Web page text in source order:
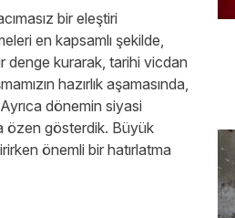
bir eleştiri
en kapsamlı şekilde,
denge kurarak, tarihi vicdan
hazırlık aşamasında,
dönemin siyasi
özen gösterdik. Büyük
önemli bir hatırlatma